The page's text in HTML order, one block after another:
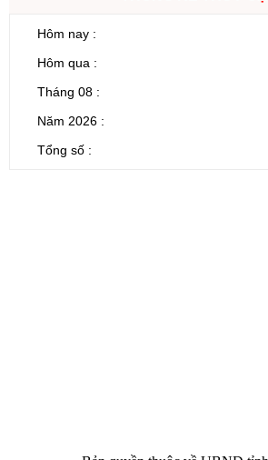
Hôm nay :
Hôm qua :
Tháng 08 :
Năm 2026 :
Tổng số :